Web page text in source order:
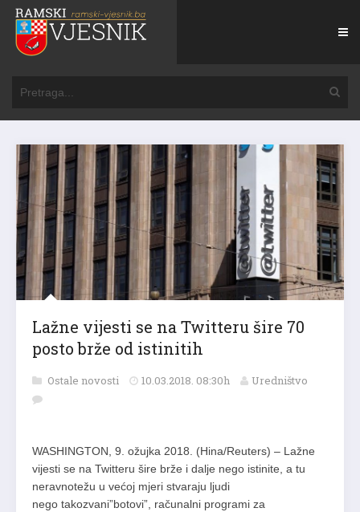
Lažne vijesti se na Twitteru šire 70
posto brže od istinitih
Ostale novosti 10.03.2018. 08:30h Uredništvo
WASHINGTON, 9. ožujka 2018. (Hina/Reuters) – Lažne
vijesti se na Twitteru šire brže i dalje nego istinite, a tu
neravnotežu u većoj mjeri stvaraju ljudi
nego takozvani”botovi”, računalni programi za